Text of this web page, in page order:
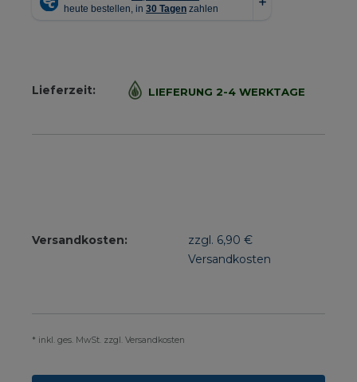
Lieferzeit: LIEFERUNG 2-4 WERKTAGE
Versandkosten:
zzgl. 6,90 €
Versandkosten
* inkl. ges. MwSt. zzgl. Versandkosten